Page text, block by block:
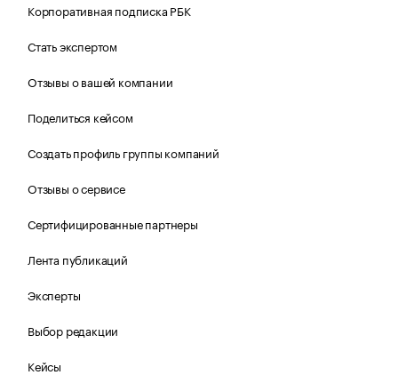
Корпоративная подписка РБК
Стать экспертом
Отзывы о вашей компании
Поделиться кейсом
Создать профиль группы компаний
Отзывы о сервисе
Сертифицированные партнеры
Лента публикаций
Эксперты
Выбор редакции
Кейсы